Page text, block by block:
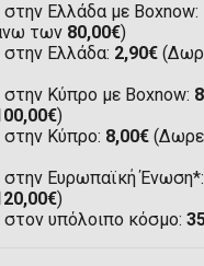
Ελλάδα με Boxnow:
των 80,00€)
Ελλάδα: 2,90€
Κύπρο με Boxnow:
)
Κύπρο: 8,00€
Ευρωπαϊκή Ένωση*:
)
υπόλοιπο κόσμο: